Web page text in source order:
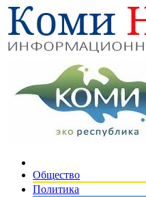
Общество
Политика